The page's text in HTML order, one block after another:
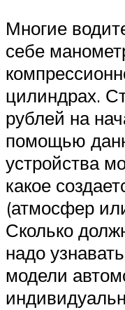
Многие
себе
цилиндрах.
рублей на
помощью
устройства
какое
(атмосфер
Сколько
надо
модели